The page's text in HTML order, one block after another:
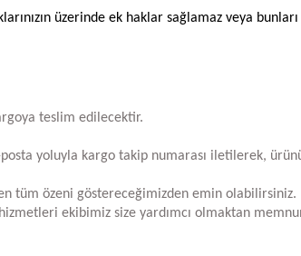
üzerinde ek haklar sağlamaz veya
teslim edilecektir.
yoluyla kargo takip numarası iletilerek,
tüm özeni göstereceğimizden emin olabilirsiniz.
ekibimiz size yardımcı olmaktan